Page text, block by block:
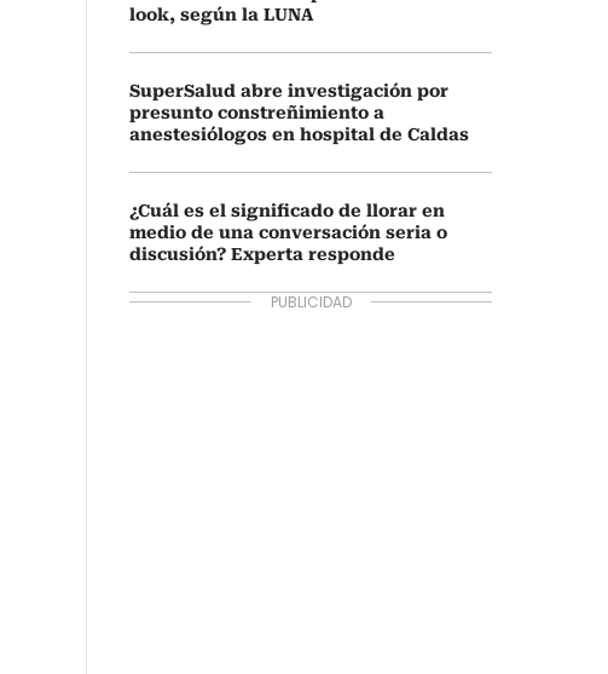
look, según la LUNA
SuperSalud abre investigación por
presunto constreñimiento a
anestesiólogos en hospital de Caldas
¿Cuál es el significado de llorar en
medio de una conversación seria o
discusión? Experta responde